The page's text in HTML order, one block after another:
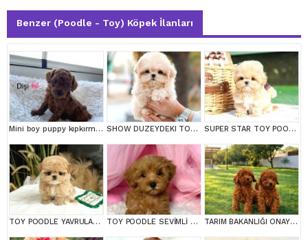
Benzer (Poodle - Toy) Köpek İlanları
Mini boy puppy kıpkırmızı ev üretimi TOOY POODLE SHOW DUZEYDEKI TOY POODLE BEBEKLERIM SUPER STAR TOY POODLE YAVRULARIM
TOY POODLE YAVRULARIM TOY POODLE SEVİMLİ YAVRULAR EV ÜRETİMİ TARIM BAKANLIĞI ONAYLI A KALİTE TOY YAVRULAR